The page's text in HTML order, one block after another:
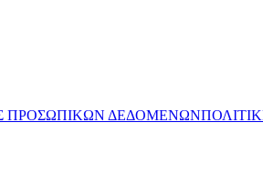
ΠΡΟΣΩΠΙΚΩΝ ΔΕΔΟΜΕΝΩΝ